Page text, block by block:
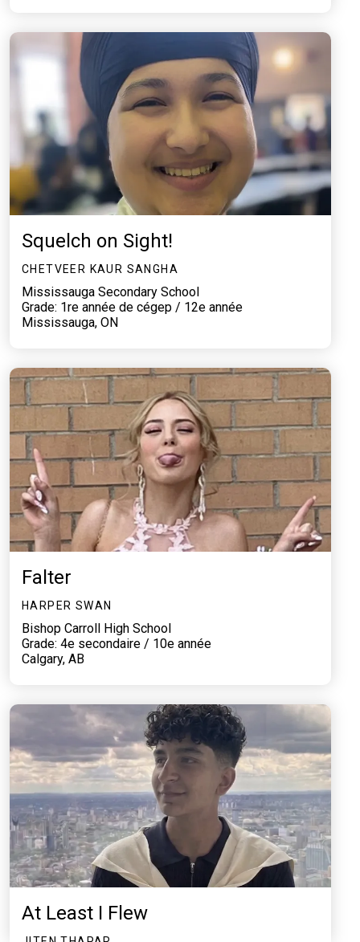
Squelch on Sight!
CHETVEER KAUR SANGHA
Mississauga Secondary School
Grade: 1re année de cégep / 12e année
Mississauga, ON
Falter
HARPER SWAN
Bishop Carroll High School
Grade: 4e secondaire / 10e année
Calgary, AB
At Least I Flew